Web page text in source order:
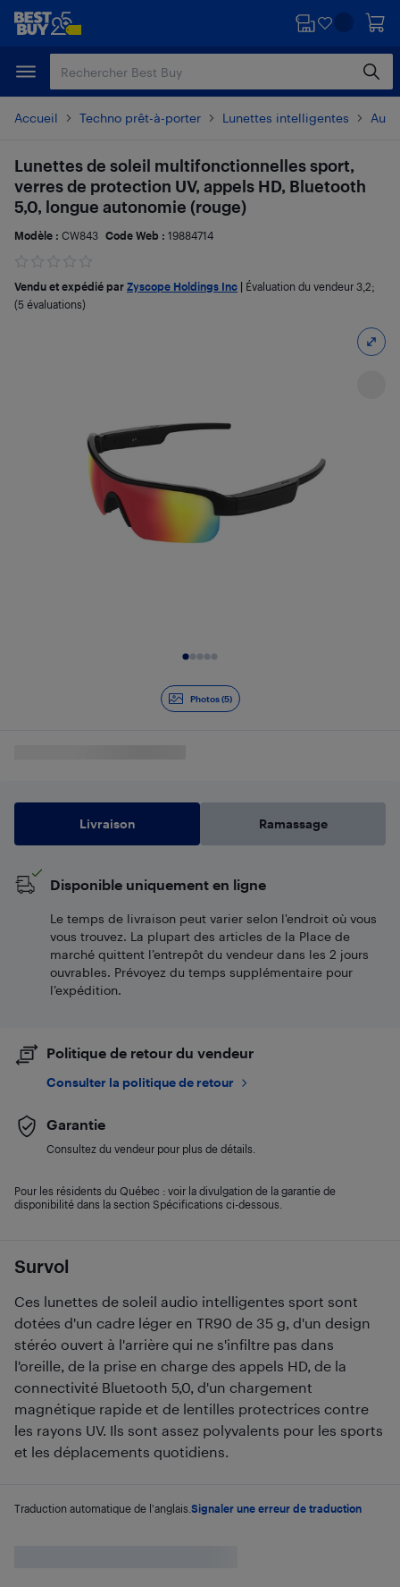
Passer
principal
Passer
Accueil Techno prêt-à-porter Lunettes intelligentes
Photos (5)
Survol
Ces lunettes de soleil audio intelligentes sport sont
dotées d'un cadre léger en TR90 de 35 g, d'un design
stéréo ouvert à l'arrière qui ne s'infiltre pas dans
l'oreille, de la prise en charge des appels HD, de la
connectivité Bluetooth 5,0, d'un chargement
magnétique rapide et de lentilles protectrices contre
les rayons UV. Ils sont assez polyvalents pour les sports
et les déplacements quotidiens.
Traduction automatique de l'anglais. Signaler une erreur de traduction
Lunettes de soleil multifonctionnelles sport,
verres de protection UV, appels HD, Bluetooth
5,0, longue autonomie (rouge)
Modèle : CW843 Code Web : 19884714
Vendu et expédié par Zyscope Holdings Inc Évaluation du vendeur 3,2;
(5 évaluations)
Livraison Ramassage
Disponible uniquement en ligne
Le temps de livraison peut varier selon l'endroit où vous
vous trouvez. La plupart des articles de la Place de
marché quittent l’entrepôt du vendeur dans les 2 jours
ouvrables. Prévoyez du temps supplémentaire pour
l’expédition.
Politique de retour du vendeur
Consulter la politique de retour
Garantie
Consultez du vendeur pour plus de détails.
Pour les résidents du Québec : voir la divulgation de la garantie de
disponibilité dans la section Spécifications ci-dessous.